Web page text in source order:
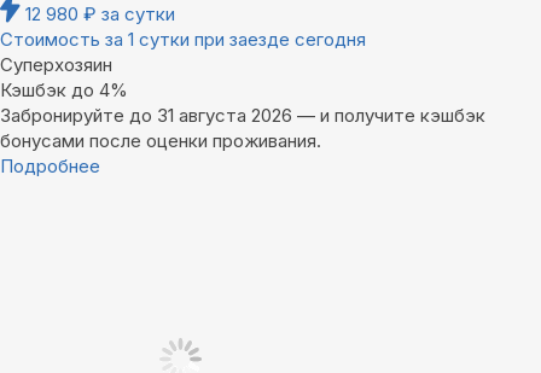
12 980 ₽ за сутки
Стоимость за 1 сутки при заезде сегодня
Суперхозяин
Кэшбэк до 4%
Забронируйте до 31 августа 2026 — и получите кэшбэк
бонусами после оценки проживания.
Подробнее